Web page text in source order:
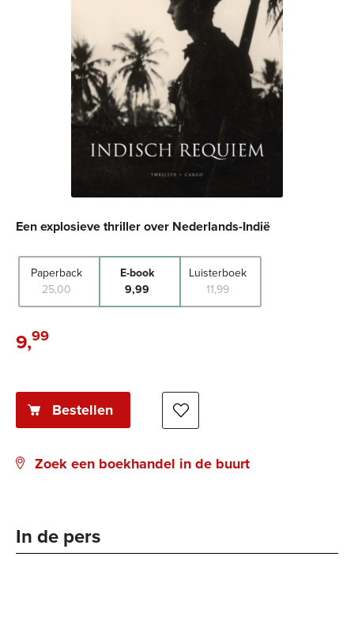
Een explosieve thriller over Nederlands-Indië
Paperback
25,00
E-book
9,99
Luisterboek
11,99
E-
9,99
Bestellen
Zoek een boekhandel in de buurt
In de pers